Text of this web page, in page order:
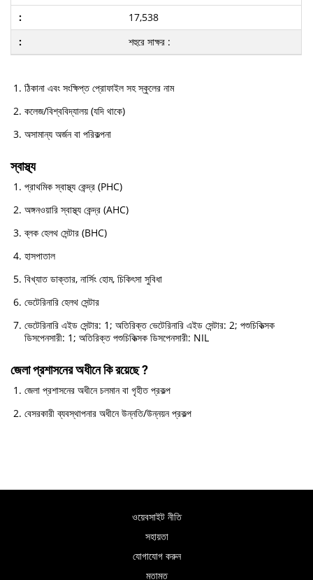
17,538
শহুরে সাক্ষর :
ঠিকানা এবং সংক্ষিপ্ত প্রোফাইল সহ স্কুলের নাম
কলেজ/বিশ্ববিদ্যালয় (যদি থাকে)
অসামান্য অর্জন বা পরিকল্পনা
স্বাস্থ্য
প্রাথমিক স্বাস্থ্য কেন্দ্র (PHC)
অঙ্গনওয়ারি স্বাস্থ্য কেন্দ্র (AHC)
ব্লক হেলথ সেন্টার (BHC)
হাসপাতাল
বিখ্যাত ডাক্তার, নার্সিং হোম, চিকিৎসা সুবিধা
ভেটেরিনারি হেলথ সেন্টার
ভেটেরিনারি এইড সেন্টার: 1; অতিরিক্ত ভেটেরিনারি এইড সেন্টার: 2; পশুচিকিত্সক
ডিসপেনসারী: 1; অতিরিক্ত পশুচিকিত্সক ডিসপেনসারী: NIL
জেলা প্রশাসনের অধীনে কি রয়েছে ?
জেলা প্রশাসনের অধীনে চলমান বা গৃহীত প্রকল্প
বেসরকারী ব্যবস্থাপনার অধীনে উন্নতি/উন্নয়ন প্রকল্প
ওয়েবসাইট নীতি
সহায়তা
যোগাযোগ করুন
মতামত